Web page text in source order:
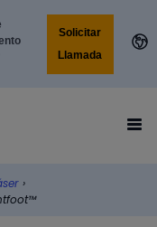
Solicitar
Llamada
›